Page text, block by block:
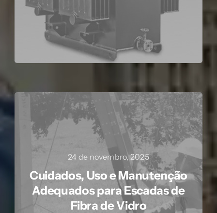
24 de novembro, 2025
Cuidados, Uso e Manutenção
Adequados para Escadas de
Fibra de Vidro